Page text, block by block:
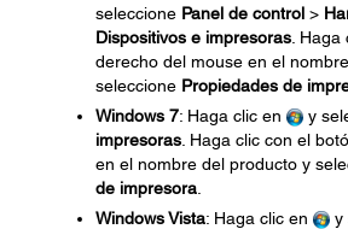
seleccione Panel de control >
Dispositivos e impresoras .
derecho del mouse en el
seleccione Propiedades de
Windows 7: Haga clic en y
impresoras . Haga clic con el
en el nombre del producto y
de impresora
Windows Vista: Haga clic en y